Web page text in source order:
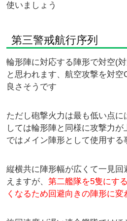
使いましょう
第三警戒航行序列
輪形陣に対応する陣形で対空(
と思われます、航空攻撃を対空
良さそうです
ただし砲撃火力は最も低い点に
しては輪形陣と同様に攻撃力
ではメイン陣形として使用する
縦横共に陣形幅が広くて一見回
えますが、第二艦隊を5隻にす
くなるため回避向きの陣形に変